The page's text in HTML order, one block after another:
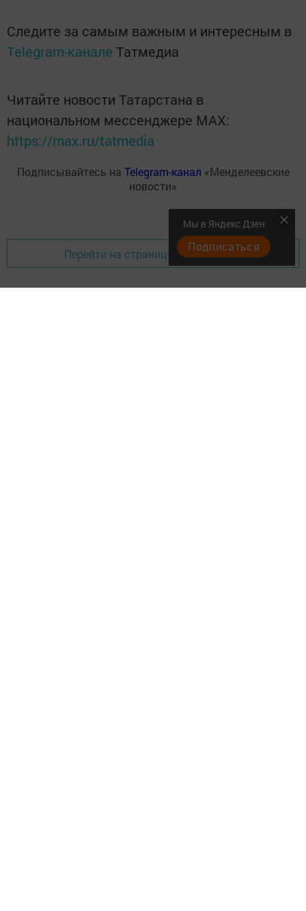
Следите за самым важным и интересным в
Telegram-канале Татмедиа
Читайте новости Татарстана в
национальном мессенджере MАХ:
https://max.ru/tatmedia
Подписывайтесь на Telegram-канал «Менделеевские
новости»
Перейти на страницу новости
Мы в Яндекс Дзен
Подписаться